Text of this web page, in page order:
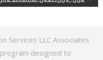
Services LLC Associates
designed to